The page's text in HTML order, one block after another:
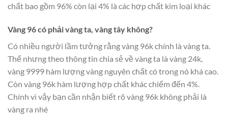
chất bao gồm 96% còn lại 4% là các hợp chất kim loại khác
Vàng 96 có phải vàng ta, vàng tây không?
Có nhiều người lầm tưởng rằng vàng 96k chính là vàng ta.
Thế nhưng theo thông tin chia sẻ về vàng ta là vàng 24k,
vàng 9999 hàm lượng vàng nguyên chất có trong nó khá cao.
Còn vàng 96k hàm lượng hợp chất khác chiếm đến 4%.
Chính vì vậy bạn cần nhận biết rõ vàng 96k không phải là
vàng ra nhé